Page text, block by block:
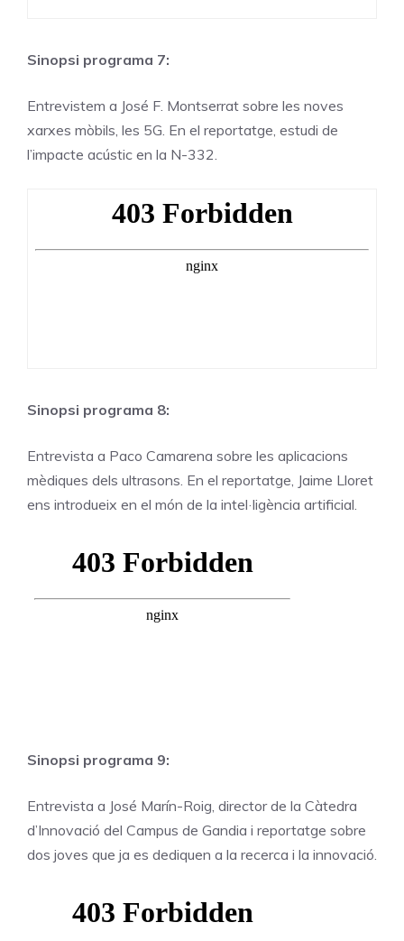
Sinopsi programa 7:
Entrevistem a José F. Montserrat sobre les noves
xarxes mòbils, les 5G. En el reportatge, estudi de
l’impacte acústic en la N-332.
Sinopsi programa 8:
Entrevista a Paco Camarena sobre les aplicacions
mèdiques dels ultrasons. En el reportatge, Jaime Lloret
ens introdueix en el món de la intel·ligència artificial.
Sinopsi programa 9:
Entrevista a José Marín-Roig, director de la Càtedra
d’Innovació del Campus de Gandia i reportatge sobre
dos joves que ja es dediquen a la recerca i la innovació.